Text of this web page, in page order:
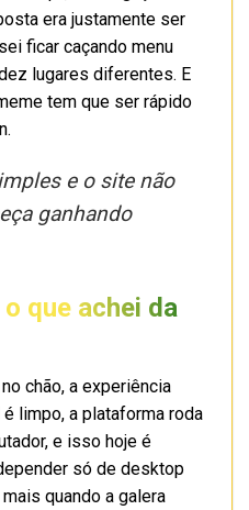
era justamente ser
ficar caçando menu
lugares diferentes. E
tem que ser rápido
e o site não
ganhando
que achei da
chão, a experiência
limpo, a plataforma roda
e isso hoje é
só de desktop
quando a galera